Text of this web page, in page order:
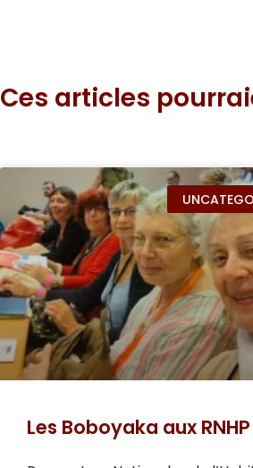
Ces articles
Les Boboyaka aux RNHP